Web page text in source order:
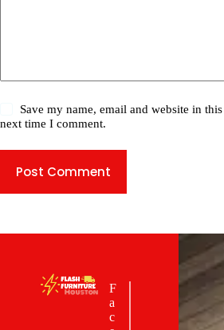
Save my name, email and website in
next time I comment.
Post Comment
F
a
c